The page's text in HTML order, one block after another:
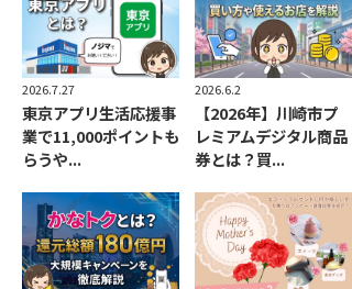
2026.7.27
東京アプリ生活応援事
業で11,000ポイントも
らうや...
2026.6.2
【2026年】川崎市プ
レミアムデジタル商品
券とは？買...